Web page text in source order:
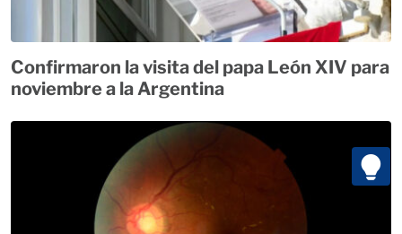
Confirmaron la visita del papa León XIV para
noviembre a la Argentina